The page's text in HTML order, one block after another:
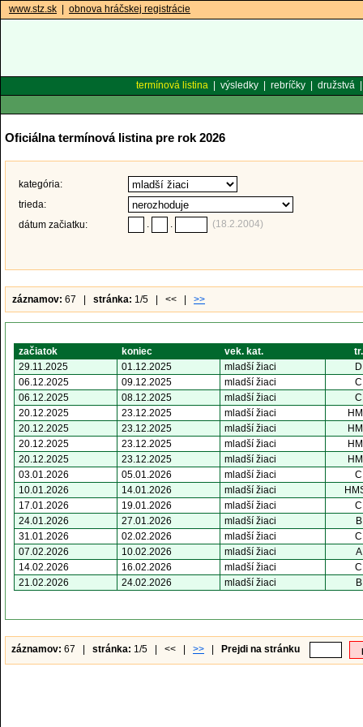
www.stz.sk obnova hráčskej registrácie
termínová listina| výsledky| rebríčky| družstvá
Oficiálna termínová listina pre rok 2026
kategória:
trieda:
dátum začiatku:
. . (18.2.2004)
záznamov: 67 | stránka: 1/5 | << | >>
začiatok koniec vek. kat.
tr.
29.11.2025
01.12.2025 mladší žiaci
D
06.12.2025
09.12.2025 mladší žiaci
C
06.12.2025
08.12.2025 mladší žiaci
C
20.12.2025
23.12.2025 mladší žiaci
20.12.2025
23.12.2025 mladší žiaci
20.12.2025
23.12.2025 mladší žiaci
20.12.2025
23.12.2025 mladší žiaci
03.01.2026
05.01.2026 mladší žiaci
C
10.01.2026
14.01.2026 mladší žiaci
17.01.2026
19.01.2026 mladší žiaci
C
24.01.2026
27.01.2026 mladší žiaci
B
31.01.2026
02.02.2026 mladší žiaci
C
07.02.2026
10.02.2026 mladší žiaci
A
14.02.2026
16.02.2026 mladší žiaci
C
21.02.2026
24.02.2026 mladší žiaci B
záznamov: 67 | stránka: 1/5 | << | >> Prejdi na stránku